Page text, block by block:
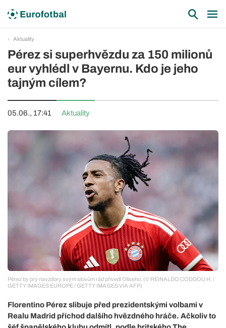
Aktuality
Pérez si superhvězdu za 150 milionů
eur vyhlédl v Bayernu. Kdo je jeho
tajným cílem?
05.06., 17:41 Aktuality
Pérez by prý navzdory svým slovům rád přivedl Oliseho. (© REINALDO CODDOU H. /
GETTY IMAGES EUROPE / GETTY IMAGES VIA AFP)
Florentino Pérez slibuje před prezidentskými volbami v
Realu Madrid příchod dalšího hvězdného hráče. Ačkoliv to